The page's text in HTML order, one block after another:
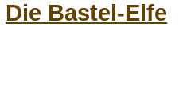
Die Bastel-Elfe